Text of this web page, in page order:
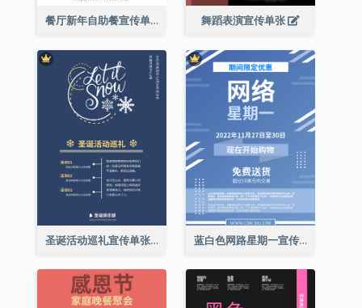
餐厅新年自助餐宣传单张 舞蹈表演宣传单张
圣诞活动巡礼宣传单张(附介绍) 蓝白色网路星期一宣传单张